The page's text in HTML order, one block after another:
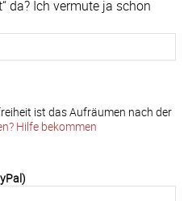
an
Hilfe bekommen
da? Ich vermute ja schon
ist das Aufräumen nach der